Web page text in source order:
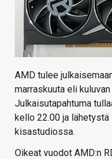
AMD tulee
marraskuuta eli
Julkaisutapahtuma
kello 22.00 ja
kisastudiossa.
Oikeat vuodot AMD:n